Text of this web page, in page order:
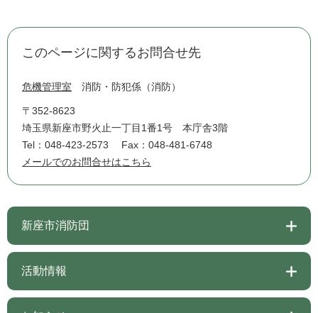
このページに関するお問合せ先
危機管理室 消防・防犯係（消防）
〒352-8623
埼玉県新座市野火止一丁目1番1号 本庁舎3階
Tel：048-423-2573
Fax：048-481-6748
メールでのお問合せはこちら
新座市消防団
活動情報